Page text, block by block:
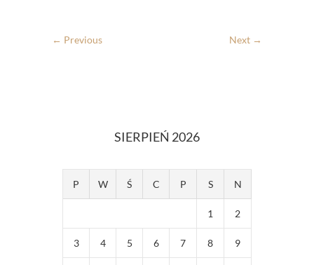
← Previous Next →
SIERPIEŃ 2026
P W Ś C P S N
1 2
3 4 5 6 7 8 9